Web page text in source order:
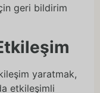
geri bildirim
yaratmak,
etkileşimli